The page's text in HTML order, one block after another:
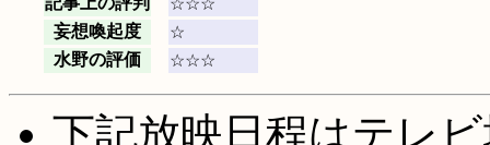
妄想喚起度
☆
水野の評価
☆☆☆
下記放映日程はテレ